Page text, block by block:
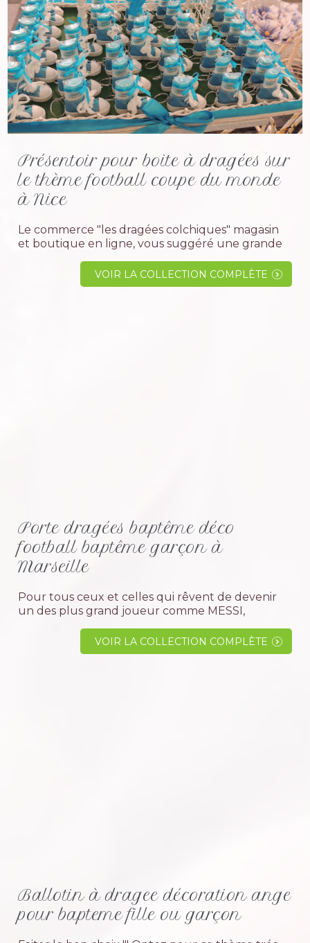
Présentoir pour boite à dragées sur
le thème football coupe du monde
à Nice
Le commerce "les dragées colchiques" magasin
et boutique en ligne, vous suggéré une grande
mariage, bapteme ou anniversaire sur le thème
football avec le ballon,...
VOIR LA COLLECTION COMPLÈTE
Porte dragées baptême déco
football baptême garçon à
Marseille
Pour tous ceux et celles qui rêvent de devenir
un des plus grand joueur comme MESSI,
simplement un fan invétéré. Et pour les
passionnés du ballon rond qui pratiquent de
VOIR LA COLLECTION COMPLÈTE
Ballotin à dragee décoration ange
pour bapteme fille ou garçon